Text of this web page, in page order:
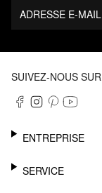
ADRESSE E-MAIL
SUIVEZ-NOUS SUR
ENTREPRISE
CARRIÈRE
SERVICE